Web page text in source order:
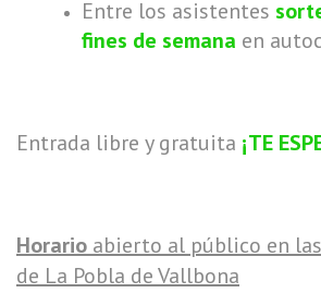
Entre los asistentes
fines de semana en
Entrada libre y gratuita ¡TE
Horario abierto al público en
de La Pobla de Vallbona